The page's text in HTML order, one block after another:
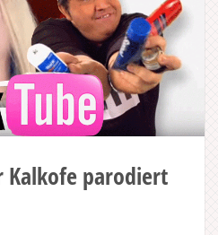
Kalkofe parodiert